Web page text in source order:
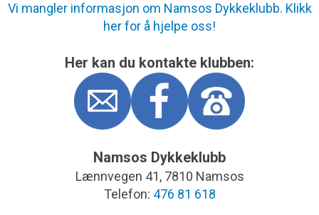
Vi mangler informasjon om Namsos Dykkeklubb. Klikk
her for å hjelpe oss!
Her kan du kontakte klubben:
Namsos Dykkeklubb
Lænnvegen 41, 7810 Namsos
Telefon: 476 81 618